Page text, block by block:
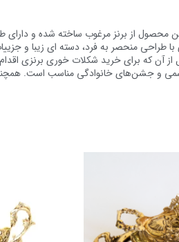
است. این محصول از برنز مرغوب ساخته شده و
ای برنزی با طراحی منحصر به فرد، دسته ای زیبا
آن که برایخرید شکلات خوری برنزی
جشن تولد، مراسم رسمی و جشن‌های خانوادگی مناسب